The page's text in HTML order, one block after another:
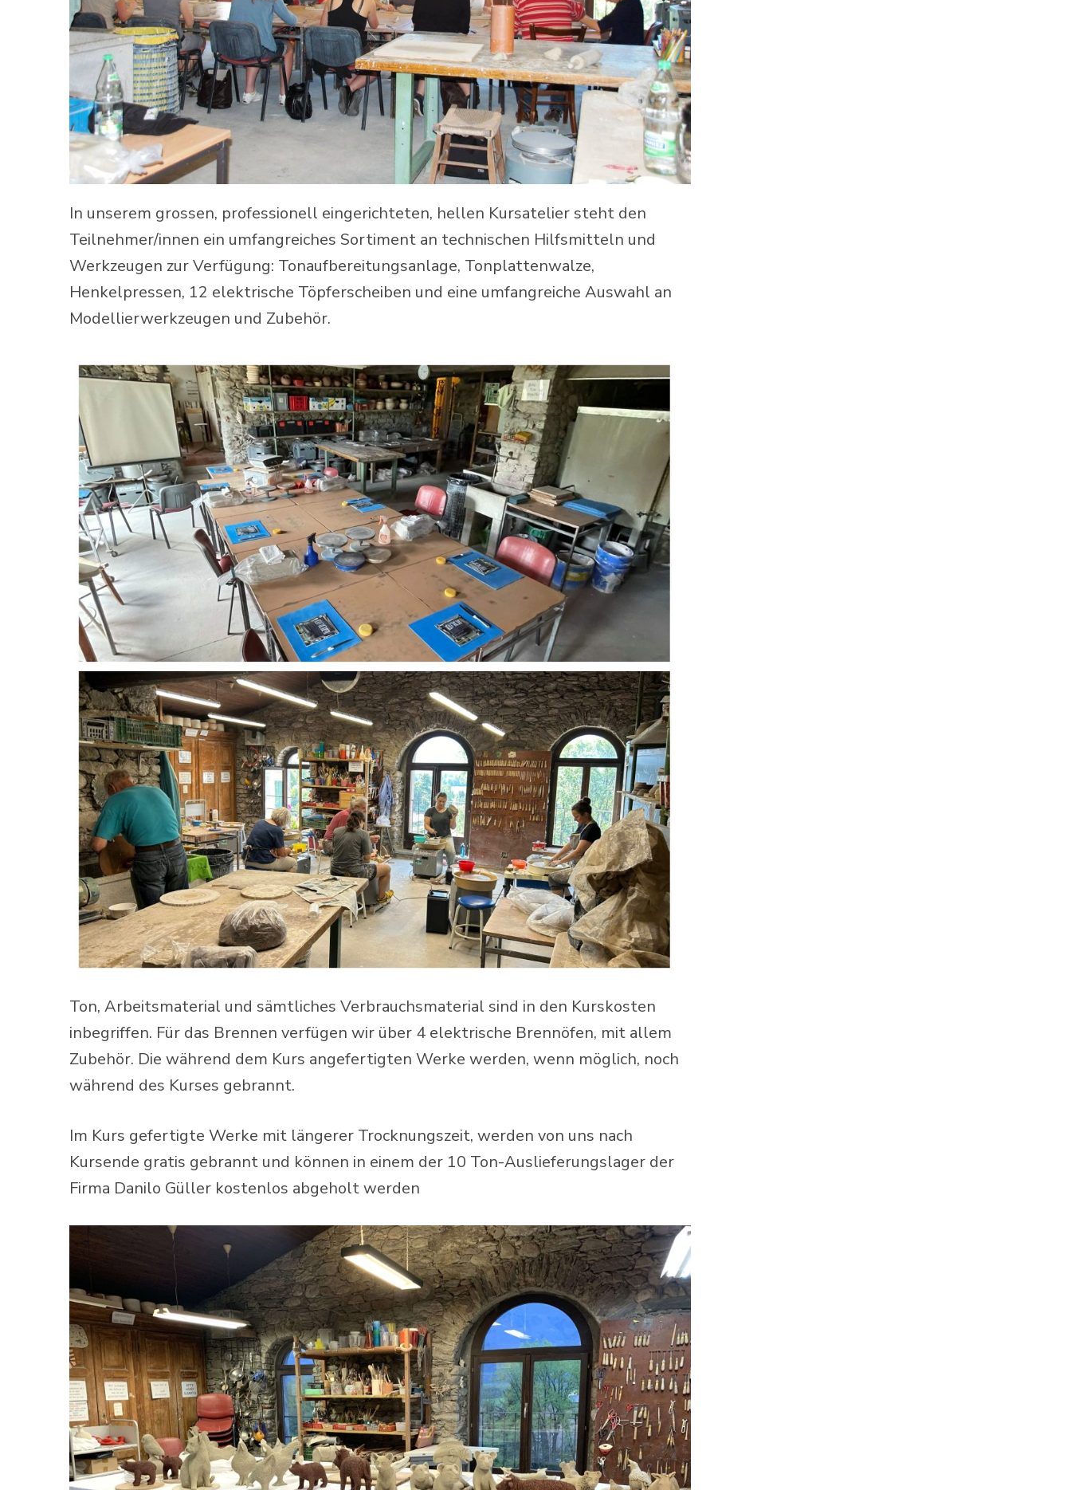
In unserem grossen, professionell eingerichteten, hellen Kursatelier steht den
Teilnehmer/innen ein umfangreiches Sortiment an technischen Hilfsmitteln und
Werkzeugen zur Verfügung: Tonaufbereitungsanlage, Tonplattenwalze,
Henkelpressen, 12 elektrische Töpferscheiben und eine umfangreiche Auswahl an
Modellierwerkzeugen und Zubehör.
Ton, Arbeitsmaterial und sämtliches Verbrauchsmaterial sind in den Kurskosten
inbegriffen. Für das Brennen verfügen wir über 4 elektrische Brennöfen, mit allem
Zubehör. Die während dem Kurs angefertigten Werke werden, wenn möglich, noch
während des Kurses gebrannt.
Im Kurs gefertigte Werke mit längerer Trocknungszeit, werden von uns nach
Kursende gratis gebrannt und können in einem der 10 Ton-Auslieferungslager der
Firma Danilo Güller kostenlos abgeholt werden